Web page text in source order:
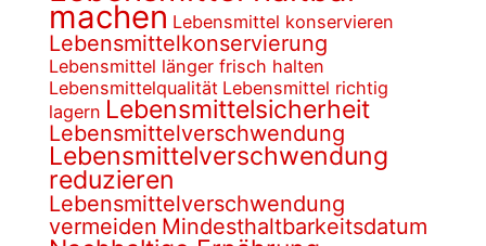
machen Lebensmittel konservieren
Lebensmittelkonservierung
Lebensmittel länger frisch halten
Lebensmittelqualität Lebensmittel richtig
lagern Lebensmittelsicherheit
Lebensmittelverschwendung
Lebensmittelverschwendung
reduzieren
Lebensmittelverschwendung
vermeiden Mindesthaltbarkeitsdatum